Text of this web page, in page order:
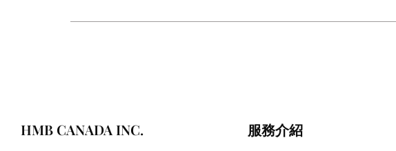
HMB CANADA INC. 服務介紹